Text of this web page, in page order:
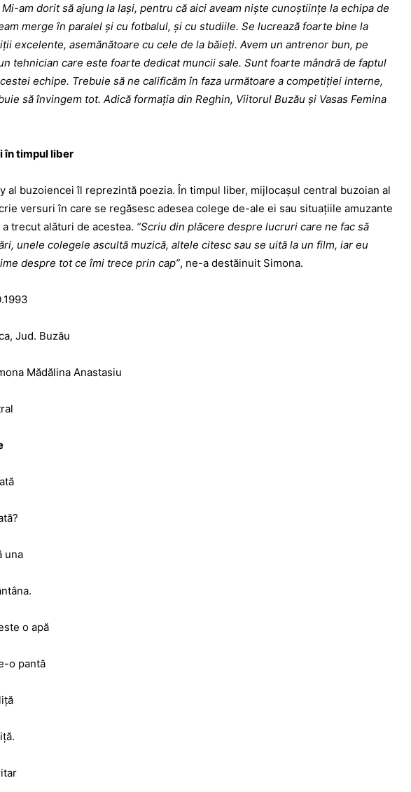
am dorit să ajung la Iaşi, pentru că aici aveam nişte cunoştiinţe la echipa de
merge în paralel şi cu fotbalul, şi cu studiile. Se lucrează foarte bine la
excelente, asemănătoare cu cele de la băieţi. Avem un antrenor bun, pe
tehnician care este foarte dedicat muncii sale. Sunt foarte mândră de faptul
echipe. Trebuie să ne calificăm în faza următoare a competiţiei interne,
să învingem tot. Adică formaţia din Reghin, Viitorul Buzău şi Vasas Femina
în timpul liber
îl reprezintă poezia. În timpul liber, mijlocaşul central buzoian al
versuri în care se regăsesc adesea colege de-ale ei sau situaţiile amuzante
trecut alături de acestea. “Scriu din plăcere despre lucruri care ne fac să
unele colegele ascultă muzică, altele citesc sau se uită la un film, iar eu
despre tot ce îmi trece prin cap”, ne-a destăinuit Simona.
Jud. Buzău
Mădălina Anastasiu
una
o apă
o pantă